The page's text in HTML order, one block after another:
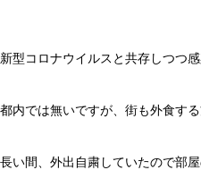
新型コロナウイルスと共存しつつ
都内では無いですが、街も外食す
長い間、外出自粛していたので部